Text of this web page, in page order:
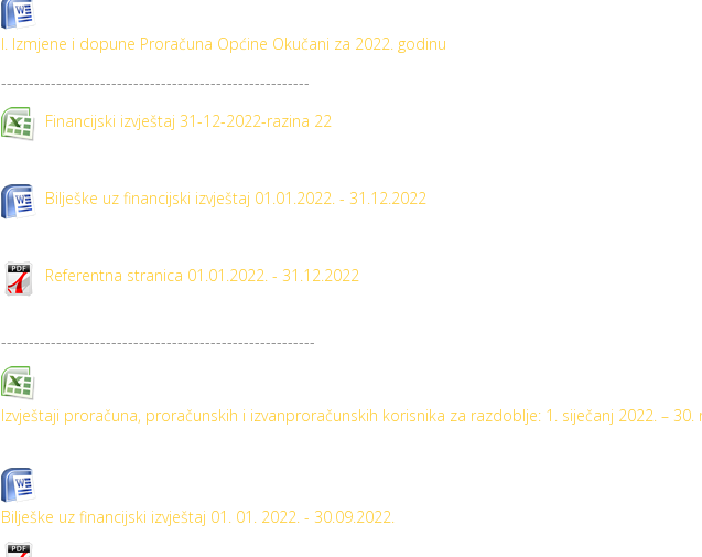
I. Izmjene i dopune Proračuna Općine Okučani za 2022. godinu
--------------------------------------------------------
Financijski izvještaj 31-12-2022-razina 22
Bilješke uz financijski izvještaj 01.01.2022. - 31.12.2022
Referentna stranica 01.01.2022. - 31.12.2022
---------------------------------------------------------
Izvještaji proračuna, proračunskih i izvanproračunskih korisnika za razdoblje: 1. siječanj 2022. – 30.
Bilješke uz financijski izvještaj 01. 01. 2022. - 30.09.2022.